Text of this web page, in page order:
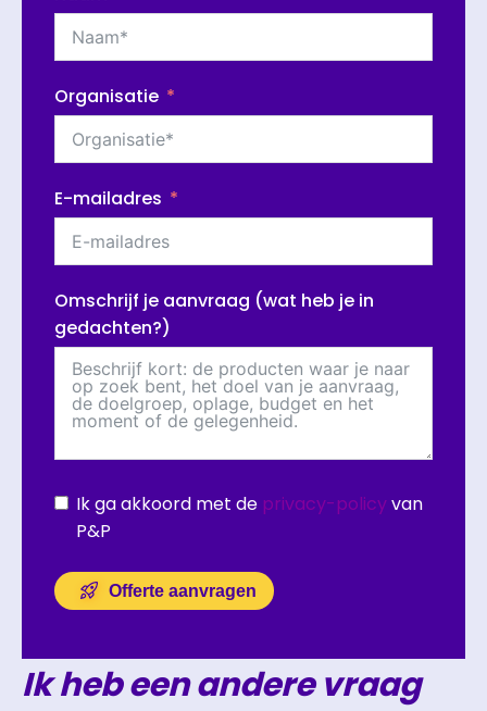
Organisatie
E-mailadres
Omschrijf je aanvraag (wat heb je in
gedachten?)
Ik ga akkoord met de privacy-policyvan
P&P
Offerte aanvragen
Ik heb een andere vraag